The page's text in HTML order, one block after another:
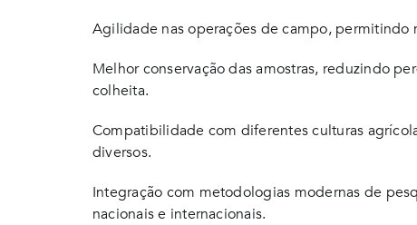
Agilidade nas operações de campo, permitindo
Melhor conservação das amostras, reduzindo
colheita.
Compatibilidade com diferentes culturas
diversos.
Integração com metodologias modernas de
nacionais e internacionais.